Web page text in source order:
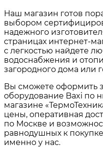
Наш магазин готов
выбором
надежного
страницах интернет-
с легкостью найдете
водоснабжения и
загородного дома или
Вы сможете оформить
оборудование Baxi по
магазине
цены, оперативная
по Москве и
равнодушных к
именно у нас.